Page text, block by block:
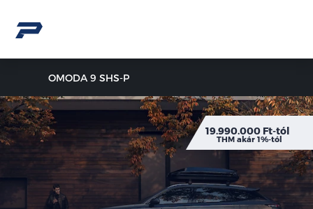
19.990.000 Ft-tól
THM akár 1%-tól
OMODA 9 SHS-P